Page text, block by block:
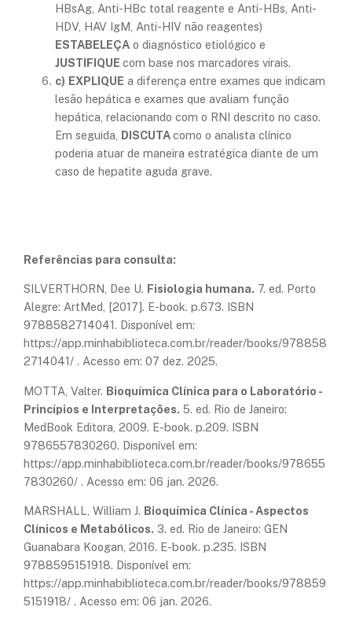
HBsAg, Anti-HBc total reagente e Anti-HBs, Anti-
HDV, HAV IgM, Anti-HIV não reagentes)
ESTABELEÇA o diagnóstico etiológico e
JUSTIFIQUE com base nos marcadores virais.
c) EXPLIQUE a diferença entre exames que indicam
lesão hepática e exames que avaliam função
hepática, relacionando com o RNI descrito no caso.
Em seguida, DISCUTAcomo o analista clínico
poderia atuar de maneira estratégica diante de um
caso de hepatite aguda grave.
Referências para consulta:
SILVERTHORN, Dee U. Fisiologia humana. 7. ed. Porto
Alegre: ArtMed, [2017]. E-book. p.673. ISBN
9788582714041. Disponível em:
https://app.minhabiblioteca.com.br/reader/books/978858
2714041/ . Acesso em: 07 dez. 2025.
MOTTA, Valter. Bioquímica Clínica para o Laboratório -
Princípios e Interpretações. 5. ed. Rio de Janeiro:
MedBook Editora, 2009. E-book. p.209. ISBN
9786557830260. Disponível em:
https://app.minhabiblioteca.com.br/reader/books/978655
7830260/ . Acesso em: 06 jan. 2026.
MARSHALL, William J. Bioquímica Clínica - Aspectos
Clínicos e Metabólicos. 3. ed. Rio de Janeiro: GEN
Guanabara Koogan, 2016. E-book. p.235. ISBN
9788595151918. Disponível em:
https://app.minhabiblioteca.com.br/reader/books/978859
5151918/ . Acesso em: 06 jan. 2026.